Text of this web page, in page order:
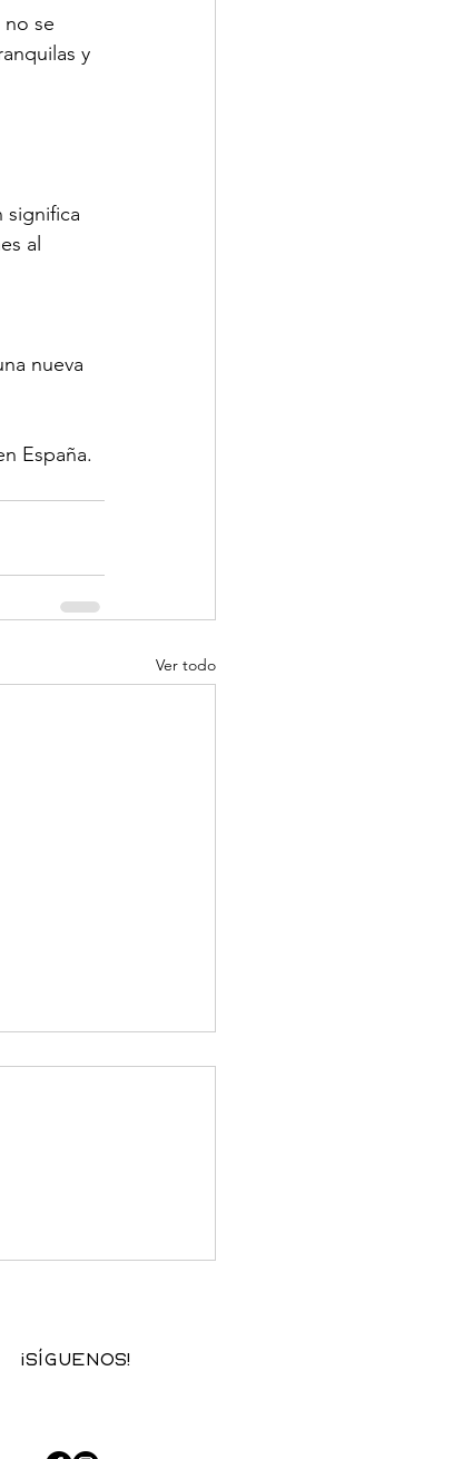
se
y
significa
al
nueva
España.
Ver todo
de colegio es
¡Síguenos!